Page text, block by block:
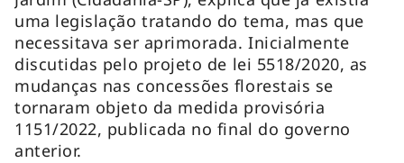
uma legislação tratando do tema, mas que
necessitava ser aprimorada. Inicialmente
discutidas pelo projeto de lei 5518/2020, as
mudanças nas concessões florestais se
tornaram objeto da medida provisória
1151/2022, publicada no final do governo
anterior.